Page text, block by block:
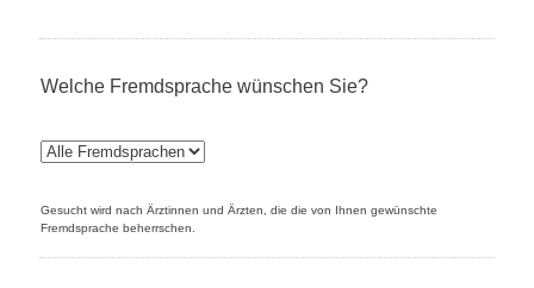
Welche Fremdsprache wünschen Sie?
Gesucht wird nach Ärztinnen und Ärzten, die die von Ihnen gewünschte
Fremdsprache beherrschen.